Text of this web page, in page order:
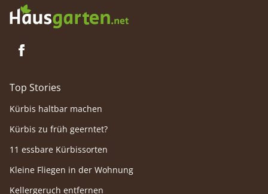
Top Stories
Kürbis haltbar machen
Kürbis zu früh geerntet?
11 essbare Kürbissorten
Kleine Fliegen in der Wohnung
Kellergeruch entfernen